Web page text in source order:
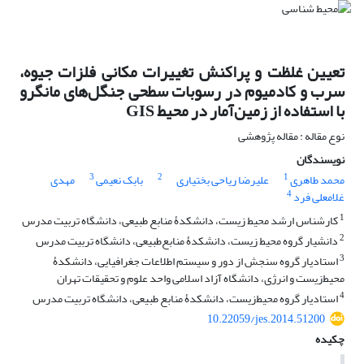
تعیین غلظت و پراکنش تغییرات مکانی فلزات جیوه،
سرب و کادمیوم در رسوبات سطحی جنگل‌های مانگرو
با استفاده از زمین‌آمار در محیط GIS
نوع مقاله : مقاله پژوهشی
نویسندگان
محمد طاهری1 علیرضا ریاحی بختیاری 2 بابک نعیمی3 مهدی
غلامعلی فرد4
1کارشناس ارشد محیط‌ زیست، دانشکدۀ منابع طبیعی، دانشگاه تربیت مدرس
2دانشیار گروه محیط‌ زیست، دانشکدۀ منابع‌‌طبیعی، دانشگاه تربیت مدرس
3استادیار گروه سنجش از دور و سیستم اطلاعات جغرافیایی، دانشکدۀ
محیط‌زیست و انرژی، دانشگاه آزاد اسلامی واحد علوم و تحقیقات تهران
4استادیار گروه محیط‌زیست، دانشکدۀ منابع طبیعی، دانشگاه تربیت مدرس
10.22059/jes.2014.51200
چکیده